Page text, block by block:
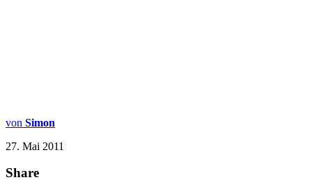
von Simon
27. Mai 2011
Share